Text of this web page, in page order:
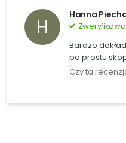
H Hanna
Bardzo
po prostu
Czy ta